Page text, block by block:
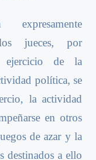
jueces, por
ejercicio de la
política, se
la actividad
en otros
de azar y la
destinados a ello